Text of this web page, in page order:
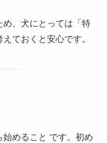
、犬にとっては「特
ておくと安心です。
始めること です。初め